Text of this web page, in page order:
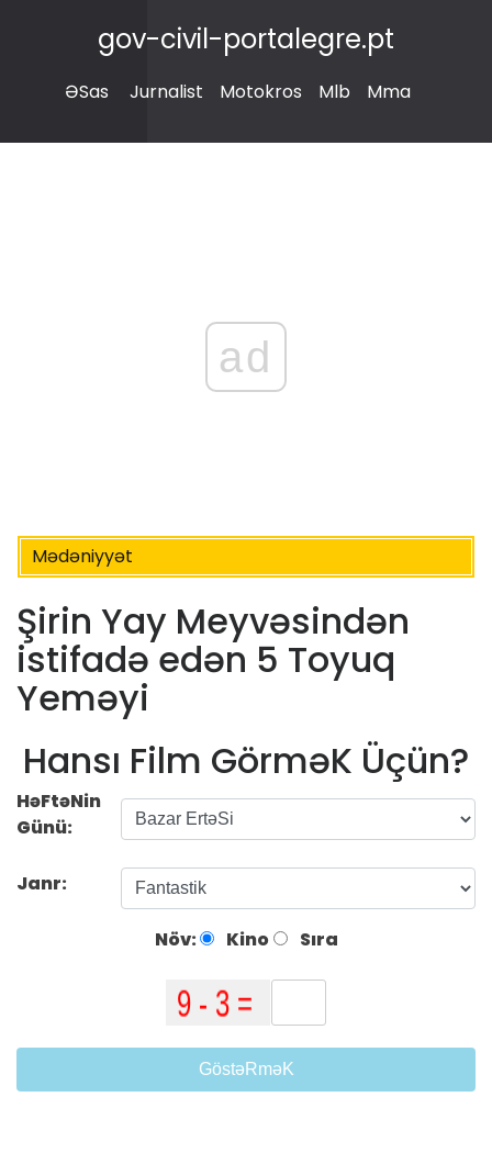
gov-civil-portalegre.pt
ƏSas Jurnalist Motokros Mlb Mma
ad
Mədəniyyət
Şirin Yay Meyvəsindən
istifadə edən 5 Toyuq
Yeməyi
Hansı Film GörməK Üçün?
HəFtəNin
Günü:
Janr:
Növ: Kino Sıra
GöstəRməK